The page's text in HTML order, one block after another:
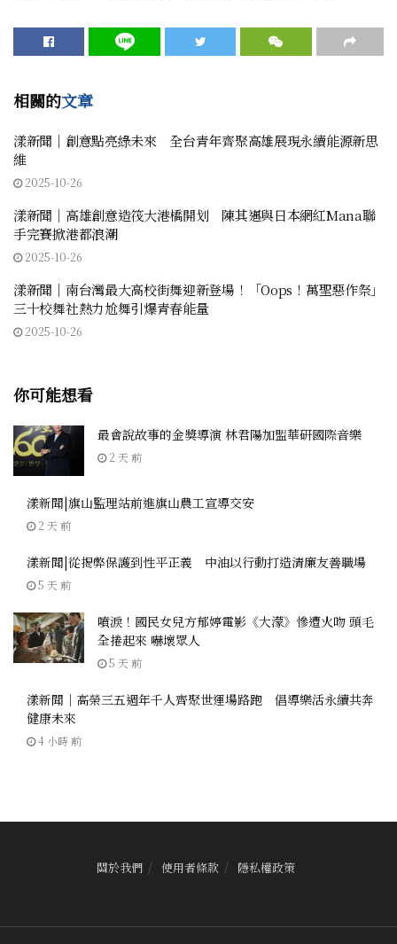
相關的文章
漾新聞｜創意點亮綠未來 全台青年齊聚高雄展現永續能源新思
維
2025-10-26
漾新聞｜高雄創意造筏大港橋開划 陳其邁與日本網紅Mana聯
手完賽掀港都浪潮
2025-10-26
漾新聞｜南台灣最大高校街舞迎新登場！「Oops！萬聖惡作祭」
三十校舞社熱力尬舞引爆青春能量
2025-10-26
你可能想看
最會說故事的金獎導演 林君陽加盟華研國際音樂
2 天 前
漾新聞|旗山監理站前進旗山農工宣導交安
2 天 前
漾新聞|從揭弊保護到性平正義 中油以行動打造清廉友善職場
5 天 前
噴淚！國民女兒方郁婷電影《大濛》慘遭火吻 頭毛
全捲起來 嚇壞眾人
5 天 前
漾新聞｜高榮三五週年千人齊聚世運場路跑 倡導樂活永續共奔
健康未來
4 小時 前
關於我們 使用者條款 隱私權政策